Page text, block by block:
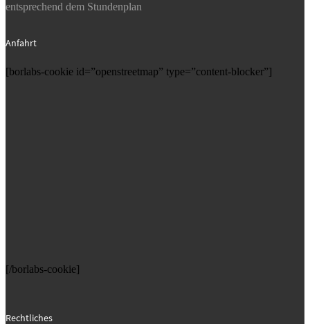
entsprechend dem Stundenplan
Anfahrt
[borlabs-cookie id=”openstreetmap” type=”content-blocker”]
[/borlabs-cookie]
Rechtliches